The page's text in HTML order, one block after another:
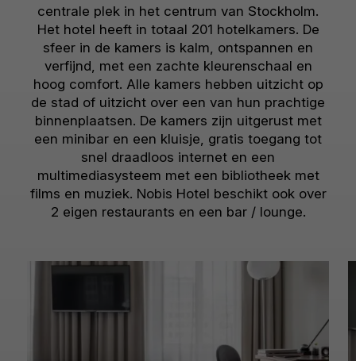
centrale plek in het centrum van Stockholm.
Het hotel heeft in totaal 201 hotelkamers. De
sfeer in de kamers is kalm, ontspannen en
verfijnd, met een zachte kleurenschaal en
hoog comfort. Alle kamers hebben uitzicht op
de stad of uitzicht over een van hun prachtige
binnenplaatsen. De kamers zijn uitgerust met
een minibar en een kluisje, gratis toegang tot
snel draadloos internet en een
multimediasysteem met een bibliotheek met
films en muziek. Nobis Hotel beschikt ook over
2 eigen restaurants en een bar / lounge.